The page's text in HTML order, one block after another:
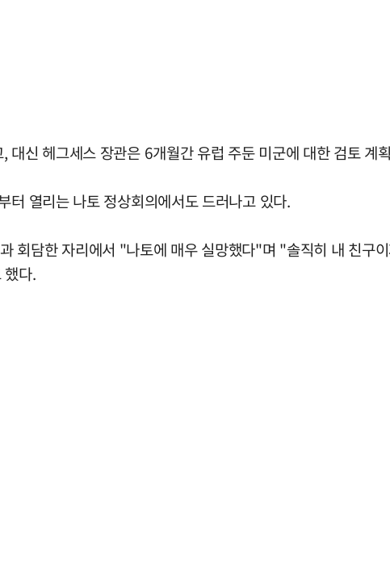
신 헤그세스 장관은 6개월간 유럽 주둔 미군에 대한 검토 계
열리는 나토 정상회의에서도 드러나고 있다.
회담한 자리에서 "나토에 매우 실망했다"며 "솔직히 내 친구
했다.